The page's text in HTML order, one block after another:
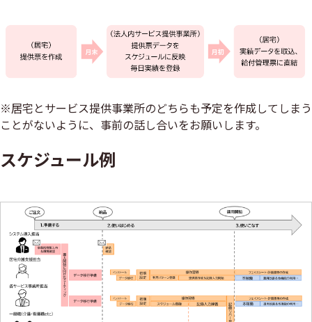
※居宅とサービス提供事業所のどちらも予定を作成してしまう
ことがないように、事前の話し合いをお願いします。
スケジュール例